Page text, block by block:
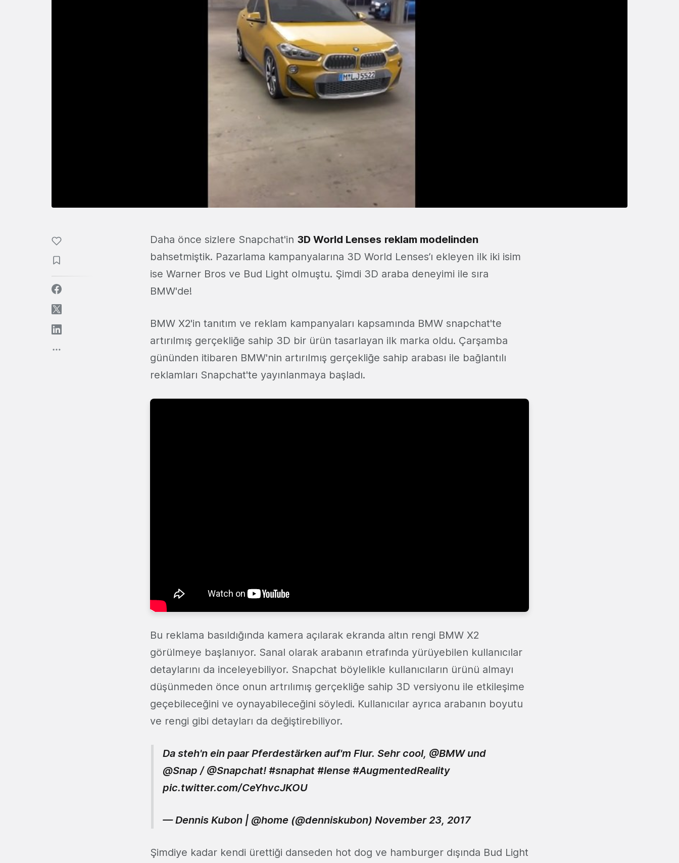
Daha önce sizlere Snapchat'in 3D World Lenses reklam modelinden
bahsetmiştik. Pazarlama kampanyalarına 3D World Lenses’ı ekleyen ilk iki isim
ise Warner Bros ve Bud Light olmuştu. Şimdi 3D araba deneyimi ile sıra
BMW'de!
BMW X2'in tanıtım ve reklam kampanyaları kapsamında BMW snapchat'te
artırılmış gerçekliğe sahip 3D bir ürün tasarlayan ilk marka oldu. Çarşamba
gününden itibaren BMW'nin artırılmış gerçekliğe sahip arabası ile bağlantılı
reklamları Snapchat'te yayınlanmaya başladı.
Bu reklama basıldığında kamera açılarak ekranda altın rengi BMW X2
görülmeye başlanıyor. Sanal olarak arabanın etrafında yürüyebilen kullanıcılar
detaylarını da inceleyebiliyor. Snapchat böylelikle kullanıcıların ürünü almayı
düşünmeden önce onun artrılımış gerçekliğe sahip 3D versiyonu ile etkileşime
geçebileceğini ve oynayabileceğini söyledi. Kullanıcılar ayrıca arabanın boyutu
ve rengi gibi detayları da değiştirebiliyor.
Da steh'n ein paar Pferdestärken auf'm Flur. Sehr cool, @BMWund
@Snap / @Snapchat! #snaphat #lense #AugmentedReality
pic.twitter.com/CeYhvcJKOU
— Dennis Kubon | @home (@denniskubon) November 23, 2017
Şimdiye kadar kendi ürettiği danseden hot dog ve hamburger dışında Bud Light